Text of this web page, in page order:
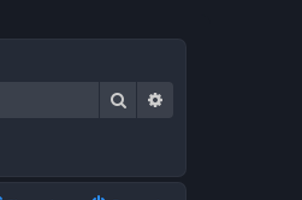
Rechercher